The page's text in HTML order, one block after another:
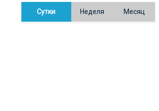
В Казахстане готовят новую
редакцию Конституции: меняется
Сутки Неделя Месяц